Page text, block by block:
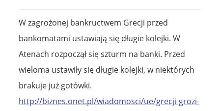
W zagrożonej bankructwem Grecji przed
bankomatami ustawiają się długie kolejki. W
Atenach rozpoczął się szturm na banki. Przed
wieloma ustawiły się długie kolejki, w niektórych
brakuje już gotówki.
http://biznes.onet.pl/wiadomosci/ue/grecji-grozi-